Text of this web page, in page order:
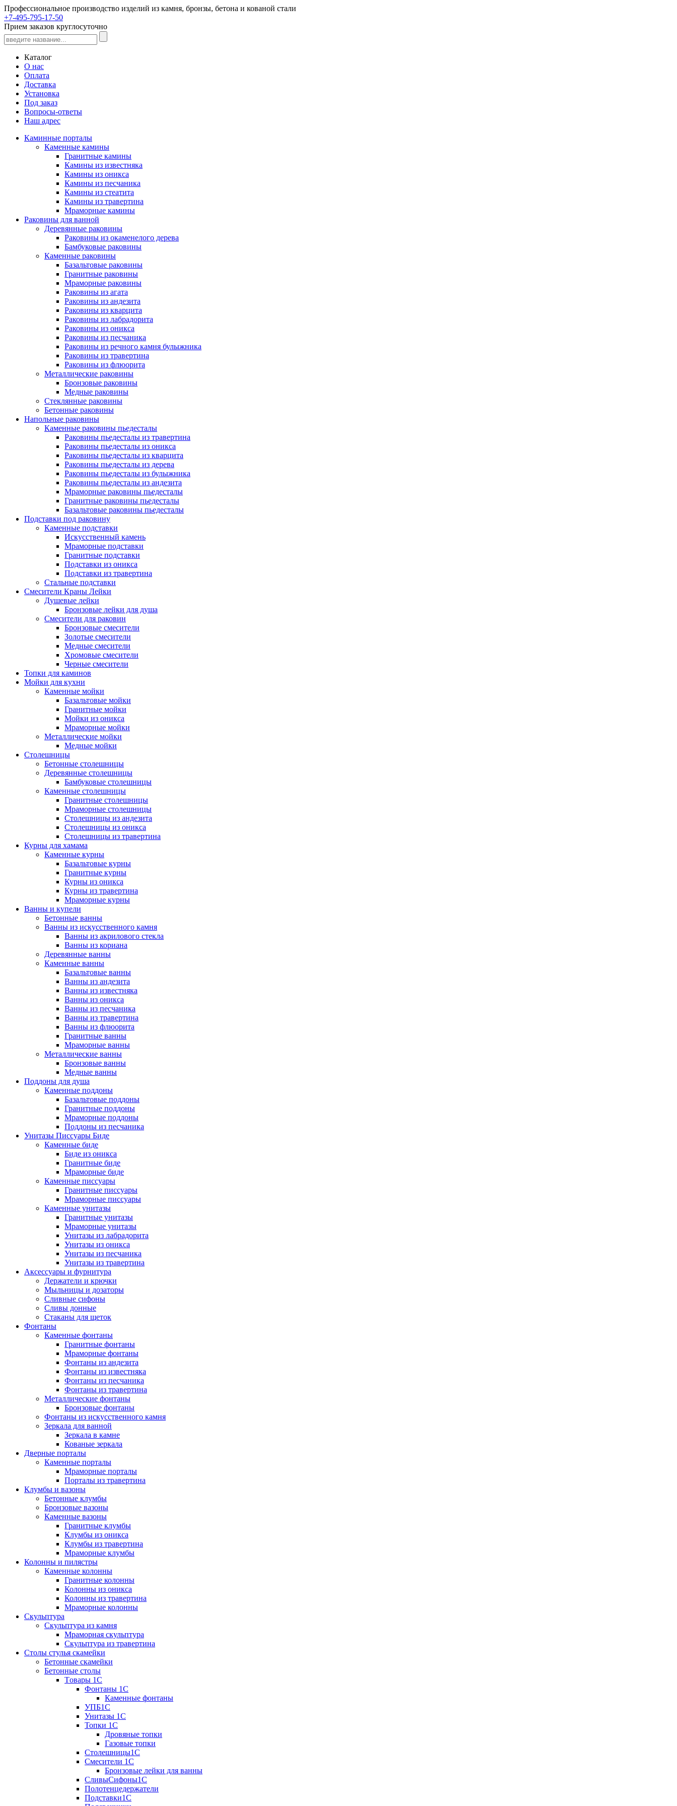
Профессиональное производство изделий из камня, бронзы, бетона и кованой стали
+7-495-795-17-50
Прием заказов круглосуточно
Каталог
О нас
Оплата
Доставка
Установка
Под заказ
Вопросы-ответы
Наш адрес
Каминные порталы
Каменные камины
Гранитные камины
Камины из известняка
Камины из оникса
Камины из песчаника
Камины из стеатита
Камины из травертина
Мраморные камины
Раковины для ванной
Деревянные раковины
Раковины из окаменелого дерева
Бамбуковые раковины
Каменные раковины
Базальтовые раковины
Гранитные раковины
Мраморные раковины
Раковины из агата
Раковины из андезита
Раковины из кварцита
Раковины из лабрадорита
Раковины из оникса
Раковины из песчаника
Раковины из речного камня булыжника
Раковины из травертина
Раковины из флюорита
Металлические раковины
Бронзовые раковины
Медные раковины
Стеклянные раковины
Бетонные раковины
Напольные раковины
Каменные раковины пьедесталы
Раковины пьедесталы из травертина
Раковины пьедесталы из оникса
Раковины пьедесталы из кварцита
Раковины пьедесталы из дерева
Раковины пьедесталы из булыжника
Раковины пьедесталы из андезита
Мраморные раковины пьедесталы
Гранитные раковины пьедесталы
Базальтовые раковины пьедесталы
Подставки под раковину
Каменные подставки
Искусственный камень
Мраморные подставки
Гранитные подставки
Подставки из оникса
Подставки из травертина
Стальные подставки
Смесители Краны Лейки
Душевые лейки
Бронзовые лейки для душа
Смесители для раковин
Бронзовые смесители
Золотые смесители
Медные смесители
Хромовые смесители
Черные смесители
Топки для каминов
Мойки для кухни
Каменные мойки
Базальтовые мойки
Гранитные мойки
Мойки из оникса
Мраморные мойки
Металлические мойки
Медные мойки
Столешницы
Бетонные столешницы
Деревянные столешницы
Бамбуковые столешницы
Каменные столешницы
Гранитные столешницы
Мраморные столешницы
Столешницы из андезита
Столешницы из оникса
Столешницы из травертина
Курны для хамама
Каменные курны
Базальтовые курны
Гранитные курны
Курны из оникса
Курны из травертина
Мраморные курны
Ванны и купели
Бетонные ванны
Ванны из искусственного камня
Ванны из акрилового стекла
Ванны из кориана
Деревянные ванны
Каменные ванны
Базальтовые ванны
Ванны из андезита
Ванны из известняка
Ванны из оникса
Ванны из песчаника
Ванны из травертина
Ванны из флюорита
Гранитные ванны
Мраморные ванны
Металлические ванны
Бронзовые ванны
Медные ванны
Поддоны для душа
Каменные поддоны
Базальтовые поддоны
Гранитные поддоны
Мраморные поддоны
Поддоны из песчаника
Унитазы Писсуары Биде
Каменные биде
Биде из оникса
Гранитные биде
Мраморные биде
Каменные писсуары
Гранитные писсуары
Мраморные писсуары
Каменные унитазы
Гранитные унитазы
Мраморные унитазы
Унитазы из лабрадорита
Унитазы из оникса
Унитазы из песчаника
Унитазы из травертина
Аксессуары и фурнитура
Держатели и крючки
Мыльницы и дозаторы
Сливные сифоны
Сливы донные
Стаканы для щеток
Фонтаны
Каменные фонтаны
Гранитные фонтаны
Мраморные фонтаны
Фонтаны из андезита
Фонтаны из известняка
Фонтаны из песчаника
Фонтаны из травертина
Металлические фонтаны
Бронзовые фонтаны
Фонтаны из искусственного камня
Зеркала для ванной
Зеркала в камне
Кованые зеркала
Дверные порталы
Каменные порталы
Мраморные порталы
Порталы из травертина
Клумбы и вазоны
Бетонные клумбы
Бронзовые вазоны
Каменные вазоны
Гранитные клумбы
Клумбы из оникса
Клумбы из травертина
Мраморные клумбы
Колонны и пилястры
Каменные колонны
Гранитные колонны
Колонны из оникса
Колонны из травертина
Мраморные колонны
Скульптура
Скульптура из камня
Мраморная скульптура
Скульптура из травертина
Столы стулья скамейки
Бетонные скамейки
Бетонные столы
Tовары 1C
Фонтаны 1C
Каменные фонтаны
УПБ1С
Унитазы 1С
Топки 1С
Дровяные топки
Газовые топки
Столешницы1С
Смесители 1С
Бронзовые лейки для ванны
СливыСифоны1С
Полотенцедержатели
Подставки1С